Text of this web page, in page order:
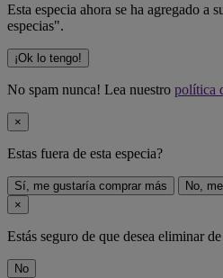
Esta especia ahora se ha agregado a
especias".
¡Ok lo tengo!
No spam nunca! Lea nuestro política
×
Estas fuera de esta especia?
Sí, me gustaría comprar más No,
×
Estás seguro de que desea eliminar
No